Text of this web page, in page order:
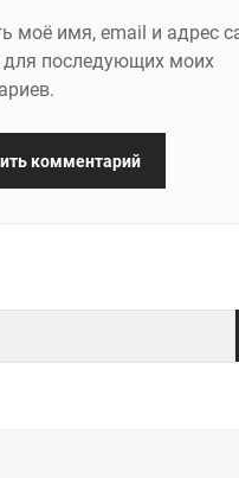
моё имя, email и адрес
для последующих моих